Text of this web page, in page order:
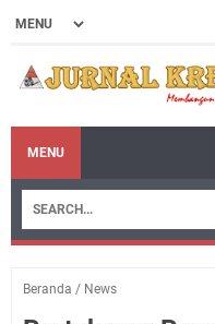
MENU
Beranda / News